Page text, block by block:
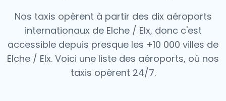
Nos taxis opèrent à partir des dix aéroports
internationaux de Elche / Elx, donc c'est
accessible depuis presque les +10 000 villes de
Elche / Elx. Voici une liste des aéroports, où nos
taxis opèrent 24/7.